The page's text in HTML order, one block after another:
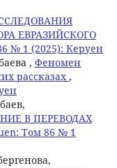
ЕВРАЗИЙСКОГО
№ 1 (2025): Керуен
, Феномен
рассказах ,
В ПЕРЕВОДАХ
Том 86 № 1